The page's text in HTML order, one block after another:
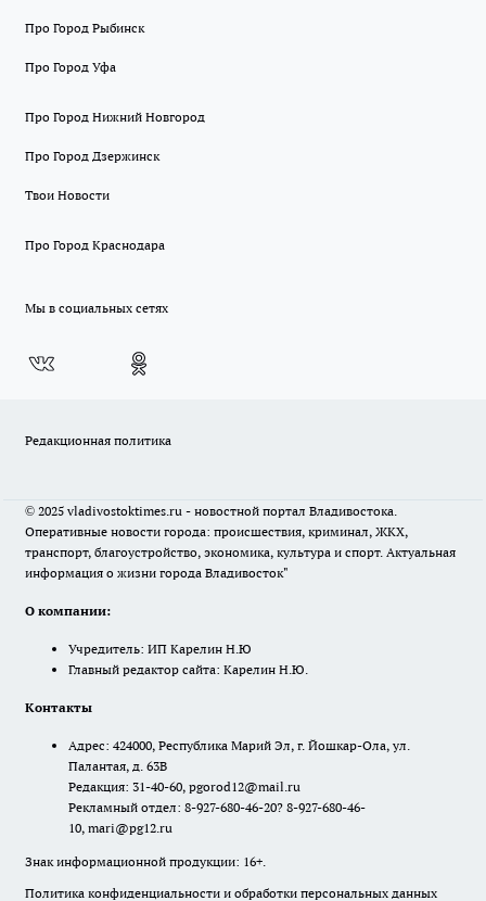
Про Город Рыбинск
Про Город Уфа
Про Город Нижний Новгород
Про Город Дзержинск
Твои Новости
Про Город Краснодара
Мы в социальных сетях
Редакционная политика
© 2025 vladivostoktimes.ru - новостной портал Владивостока.
Оперативные новости города: происшествия, криминал, ЖКХ,
транспорт, благоустройство, экономика, культура и спорт. Актуальная
информация о жизни города Владивосток"
О компании:
Учредитель: ИП Карелин Н.Ю
Главный редактор сайта: Карелин Н.Ю.
Контакты
Адрес: 424000, Республика Марий Эл, г. Йошкар-Ола, ул.
Палантая, д. 63В
Редакция: 31-40-60, pgorod12@mail.ru
Рекламный отдел: 8-927-680-46-20? 8-927-680-46-
10, mari@pg12.ru
Знак информационной продукции: 16+.
Политика конфиденциальности и обработки персональных данных